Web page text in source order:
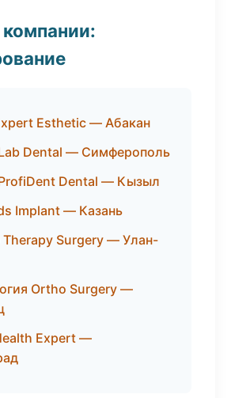
Esthetic — Абакан
Dental — Симферополь
Dental — Кызыл
Implant — Казань
Surgery — Улан-
Ortho Surgery —
Expert —